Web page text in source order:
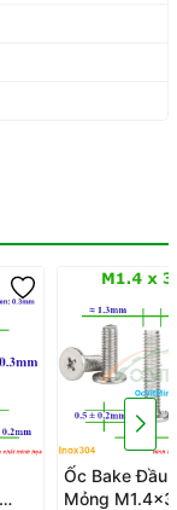
Ốc Bake Đầu
Mỏng